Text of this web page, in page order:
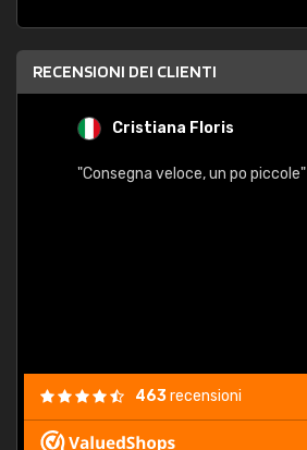
RECENSIONI DEI CLIENTI
Cristiana Floris
"Consegna veloce, un po piccole"
463recensioni